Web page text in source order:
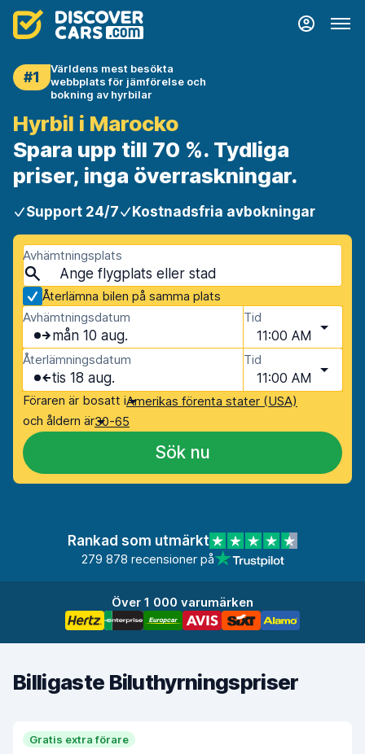
#1
Världens mest besökta
webbplats för jämförelse och
bokning av hyrbilar
Hyrbil i Marocko
Spara upp till 70 %. Tydliga
priser, inga överraskningar.
Support 24/7 Kostnadsfria avbokningar
Avhämtningsplats
Återlämna bilen på samma plats
Avhämtningsdatum
mån 10 aug.
Tid
11:00 AM
Återlämningsdatum
tis 18 aug.
Tid
11:00 AM
Föraren är bosatt iAmerikas förenta stater (USA)
och åldern är30-65
Sök nu
Rankad som utmärkt
279 878 recensioner på
Över 1 000 varumärken
Billigaste Biluthyrningspriser
Gratis extra förare